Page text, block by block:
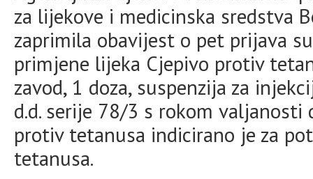
za lijekove i medicinska sredstva
zaprimila obavijest o pet prijava
primjene lijeka Cjepivo protiv
zavod, 1 doza, suspenzija za
d.d. serije 78/3 s rokom valjanosti
protiv tetanusa indicirano je za
tetanusa.